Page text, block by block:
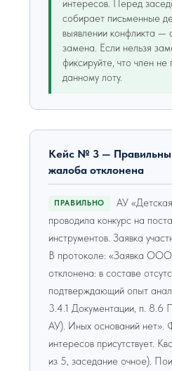
интересов. Перед
собирает письменные
выявлении конфликта —
замена. Если нельзя
фиксируйте, что член не
данному лоту.
Кейс № 3 —
жалоба отклонена
ПРАВИЛЬНО
АУ
проводила конкурс на
инструментов. Заявка
В протоколе: «Заявка
отклонена: в составе
подтверждающий опыт
3.4.1 Документации, п. 8.6
АУ). Иных оснований нет».
интересов присутствует.
из 5, заседание очное).